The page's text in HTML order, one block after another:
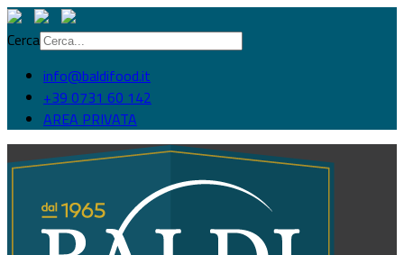
Cerca
info@baldifood.it
+39 0731 60 142
AREA PRIVATA